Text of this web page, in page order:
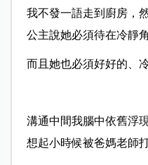
我不發一語走到廚房，
公主說她必須待在冷靜
而且她也必須好好的、
溝通中間我腦中依舊浮
想起小時候被爸媽老師